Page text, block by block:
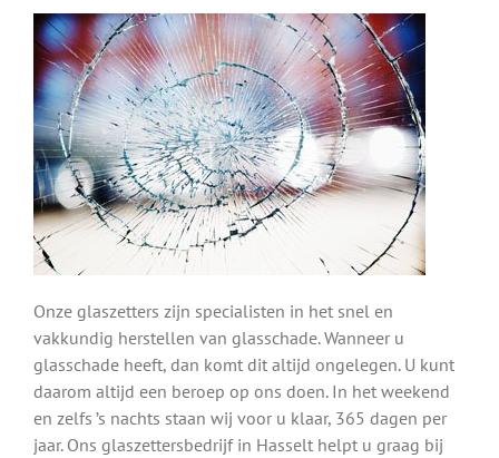
Onze glaszetters zijn specialisten in het snel en
vakkundig herstellen van glasschade. Wanneer u
glasschade heeft, dan komt dit altijd ongelegen. U kunt
daarom altijd een beroep op ons doen. In het weekend
en zelfs ’s nachts staan wij voor u klaar, 365 dagen per
jaar. Ons glaszettersbedrijf in Hasselt helpt u graag bij